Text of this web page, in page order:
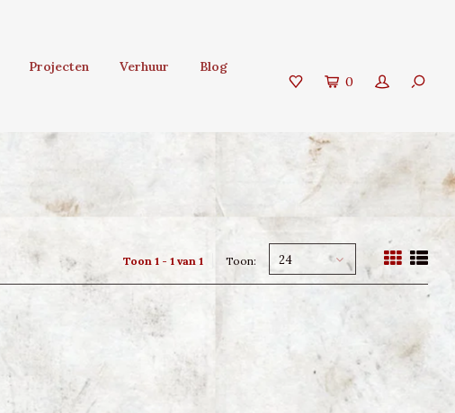
Projecten Verhuur
Blog
0
Toon 1 - 1 van 1 Toon: 24